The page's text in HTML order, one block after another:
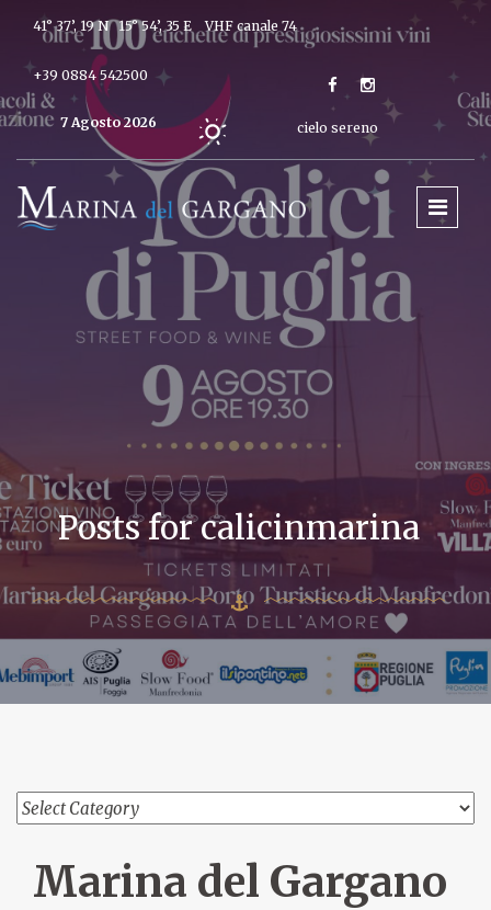
41° 37’, 19 N 15° 54’, 35 E VHF canale 74
+39 0884 542500
7 Agosto 2026 cielo sereno
Posts for calicinmarina
Marina del Gargano